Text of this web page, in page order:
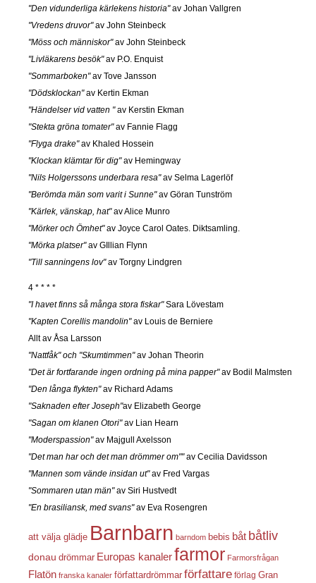
"Den vidunderliga kärlekens historia"av Johan Vallgren
"Vredens druvor"av John Steinbeck
"Möss och människor"av John Steinbeck
"Livläkarens besök"av P.O. Enquist
"Sommarboken"av Tove Jansson
"Dödsklockan"av Kertin Ekman
"Händelser vid vatten "av Kerstin Ekman
"Stekta gröna tomater"av Fannie Flagg
"Flyga drake"av Khaled Hossein
"Klockan klämtar för dig"av Hemingway
"Nils Holgerssons underbara resa"av Selma Lagerlöf
"Berömda män som varit i Sunne"av Göran Tunström
"Kärlek, vänskap, hat"av Alice Munro
"Mörker och Ömhet"av Joyce Carol Oates. Diktsamling.
"Mörka platser"av GIllian Flynn
"Till sanningens lov"av Torgny Lindgren
4 * * * *
"I havet finns så många stora fiskar"Sara Lövestam
"Kapten Corellis mandolin"av Louis de Berniere
Allt av Åsa Larsson
"Nattfåk" och "Skumtimmen"av Johan Theorin
"Det är fortfarande ingen ordning på mina papper"av Bodil Malmsten
"Den långa flykten"av Richard Adams
"Saknaden efter Joseph"av Elizabeth George
"Sagan om klanen Otori"av Lian Hearn
"Moderspassion"av Majgull Axelsson
"Det man har och det man drömmer om""av Cecilia Davidsson
"Mannen som vände insidan ut"av Fred Vargas
"Sommaren utan män"av Siri Hustvedt
"En brasiliansk, med svans"av Eva Rosengren
att välja glädje Barnbarn barndom bebis båt båtliv
donau drömmar Europas kanalerfarmor Farmorsfrågan
Flatön franska kanaler författardrömmar författare förlag Gran